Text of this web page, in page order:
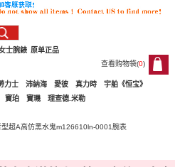
原单正品
士腕錶
查看购物袋(0)
0
力士 沛納海 愛彼 真力時
宇舶《恒宝》
寶珀 寶璣 理查德.米勒
超A高仿黑水鬼m126610ln-0001腕表